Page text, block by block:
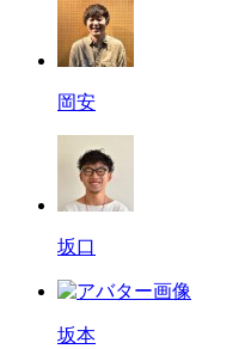
岡安
坂口
坂本